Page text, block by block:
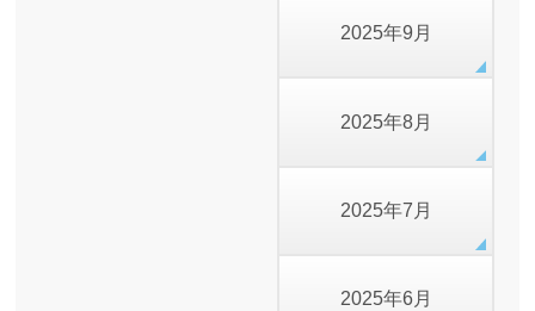
2025年9月
2025年8月
2025年7月
2025年6月